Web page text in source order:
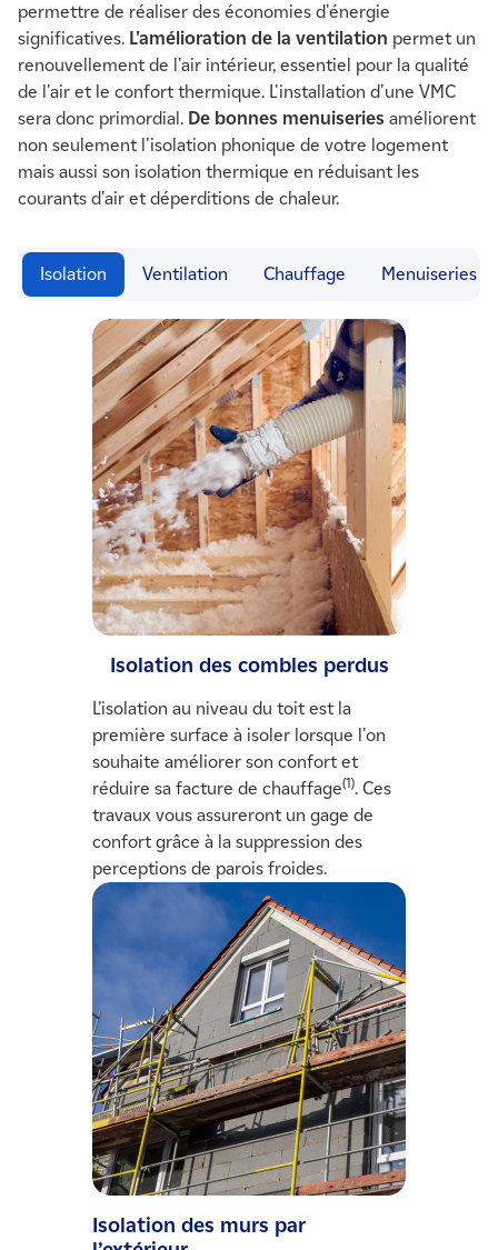
permettre de réaliser des économies d'énergie
significatives. L'amélioration de la ventilation permet un
renouvellement de l'air intérieur, essentiel pour la qualité
de l'air et le confort thermique. L'installation d'une VMC
sera donc primordial. De bonnes menuiseries améliorent
non seulement l'isolation phonique de votre logement
mais aussi son isolation thermique en réduisant les
courants d'air et déperditions de chaleur.
Isolation Ventilation Chauffage Menuiseries
-
Isolation des combles perdus
L’isolation au niveau du toit est la
première surface à isoler lorsque l'on
souhaite améliorer son confort et
réduire sa facture de chauffage(1). Ces
travaux vous assureront un gage de
confort grâce à la suppression des
perceptions de parois froides.
Isolation des murs par